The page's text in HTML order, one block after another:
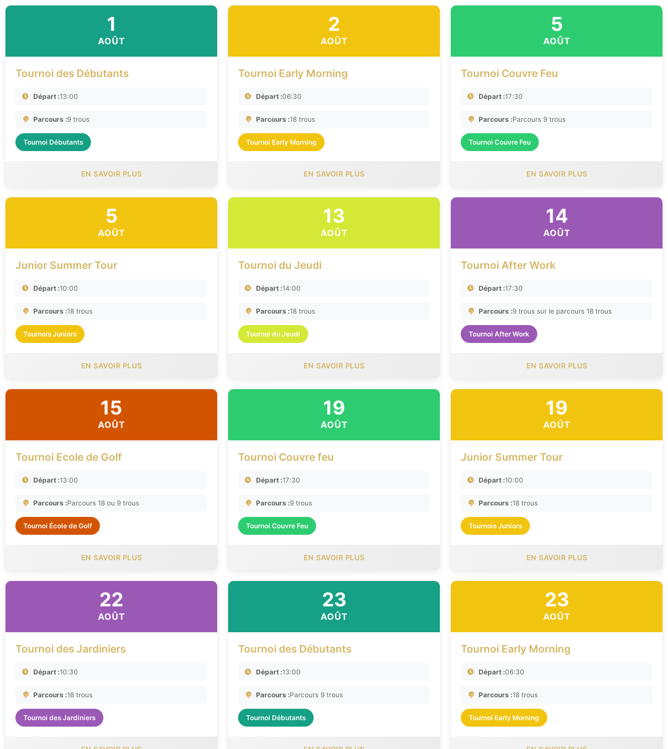
1
AOÛT
Tournoi des Débutants
Départ :13:00
Parcours :9 trous
Tournoi Débutants
EN SAVOIR PLUS
2
AOÛT
Tournoi Early Morning
Départ :06:30
Parcours :18 trous
Tournoi Early Morning
EN SAVOIR PLUS
5
AOÛT
Tournoi Couvre Feu
Départ :17:30
Parcours :Parcours 9 trous
Tournoi Couvre Feu
EN SAVOIR PLUS
5
AOÛT
Junior Summer Tour
Départ :10:00
Parcours :18 trous
Tournois Juniors
EN SAVOIR PLUS
13
AOÛT
Tournoi du Jeudi
Départ :14:00
Parcours :18 trous
Tournoi du Jeudi
EN SAVOIR PLUS
14
AOÛT
Tournoi After Work
Départ :17:30
Parcours :9 trous sur le parcours 18 trous
Tournoi After Work
EN SAVOIR PLUS
15
AOÛT
Tournoi Ecole de Golf
Départ :13:00
Parcours :Parcours 18 ou 9 trous
Tournoi École de Golf
EN SAVOIR PLUS
19
AOÛT
Tournoi Couvre feu
Départ :17:30
Parcours :9 trous
Tournoi Couvre Feu
EN SAVOIR PLUS
19
AOÛT
Junior Summer Tour
Départ :10:00
Parcours :18 trous
Tournois Juniors
EN SAVOIR PLUS
22
AOÛT
Tournoi des Jardiniers
Départ :10:30
Parcours :18 trous
Tournoi des Jardiniers
23
AOÛT
Tournoi des Débutants
Départ :13:00
Parcours :Parcours 9 trous
Tournoi Débutants
23
AOÛT
Tournoi Early Morning
Départ :06:30
Parcours :18 trous
Tournoi Early Morning